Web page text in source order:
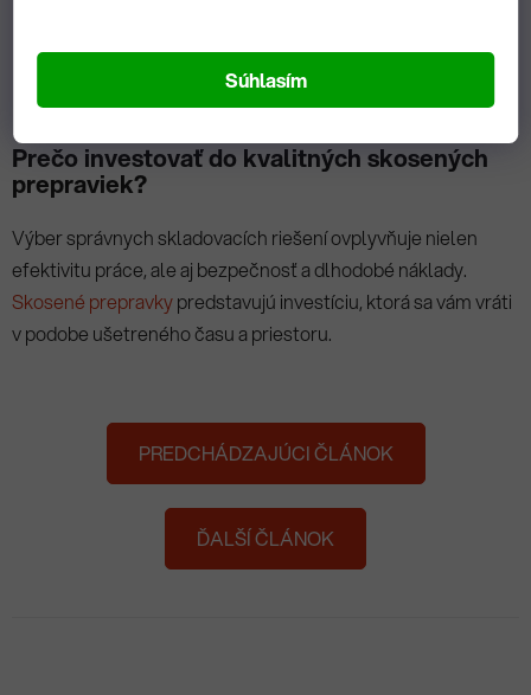
Súhlasím
náradia, kancelárskych potrieb alebo
hračiek.
Prečo investovať do kvalitných skosených
prepraviek?
Výber správnych skladovacích riešení ovplyvňuje nielen
efektivitu práce, ale aj bezpečnosť a dlhodobé náklady.
Skosené prepravkypredstavujú investíciu, ktorá sa vám vráti
v podobe ušetreného času a priestoru.
PREDCHÁDZAJÚCI ČLÁNOK
ĎALŠÍ ČLÁNOK